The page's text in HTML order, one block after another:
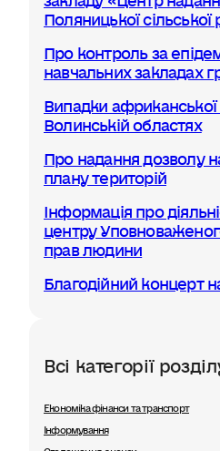
Поляницької сільської
Про контроль за
навчальних закладах
Випадки
Волинській областях
Про надання дозволу
плану територій
Інформація про
центру
прав людини
Благодійний концерт
Всі категорії
Економіка фінанси та транспорт
Інформування